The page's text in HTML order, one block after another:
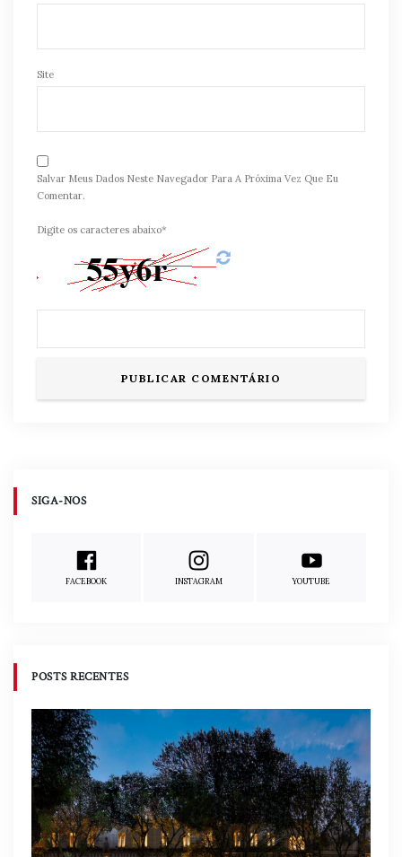
Site
Salvar Meus Dados Neste Navegador Para A Próxima Vez Que Eu
Comentar.
Digite os caracteres abaixo*
SIGA-NOS
FACEBOOK INSTAGRAM YOUTUBE
POSTS RECENTES